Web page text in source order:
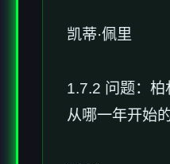
凯蒂·佩里
1.7.2 问题：
从哪一年开始